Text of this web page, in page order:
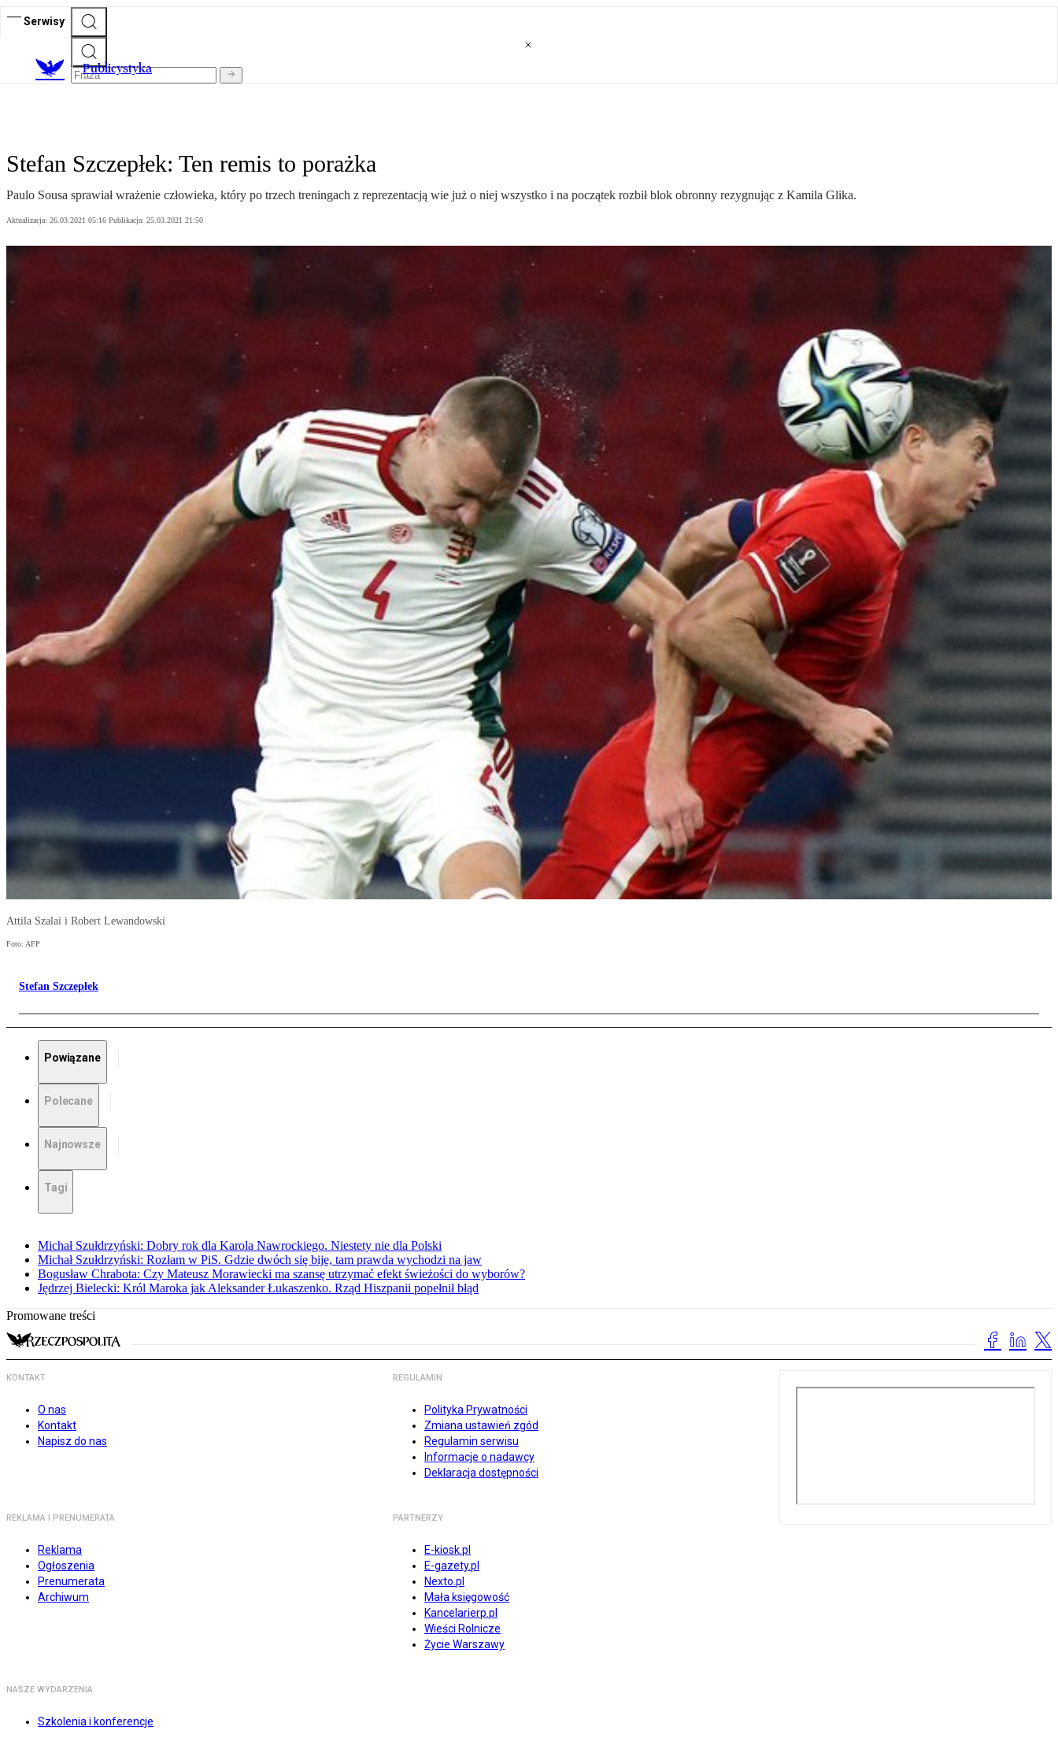
Serwisy
Publicystyka
Stefan Szczepłek: Ten remis to porażka
Paulo Sousa sprawiał wrażenie człowieka, który po trzech treningach z reprezentacją wie już o niej wszystko i na początek rozbił blok obronny rezygnując z Kamila Glika.
Aktualizacja: 26.03.2021 05:16 Publikacja: 25.03.2021 21:50
Attila Szalai i Robert Lewandowski
Foto: AFP
Stefan Szczepłek
Powiązane
Polecane
Najnowsze
Tagi
Michał Szułdrzyński: Dobry rok dla Karola Nawrockiego. Niestety nie dla Polski
Michał Szułdrzyński: Rozłam w PiS. Gdzie dwóch się bije, tam prawda wychodzi na jaw
Bogusław Chrabota: Czy Mateusz Morawiecki ma szansę utrzymać efekt świeżości do wyborów?
Jędrzej Bielecki: Król Maroka jak Aleksander Łukaszenko. Rząd Hiszpanii popełnił błąd
Promowane treści
KONTAKT
O nas
Kontakt
Napisz do nas
REGULAMIN
Polityka Prywatności
Zmiana ustawień zgód
Regulamin serwisu
Informacje o nadawcy
Deklaracja dostępności
REKLAMA I PRENUMERATA
Reklama
Ogłoszenia
Prenumerata
Archiwum
PARTNERZY
E-kiosk.pl
E-gazety.pl
Nexto.pl
Mała księgowość
Kancelarierp.pl
Wieści Rolnicze
Życie Warszawy
NASZE WYDARZENIA
Szkolenia i konferencje